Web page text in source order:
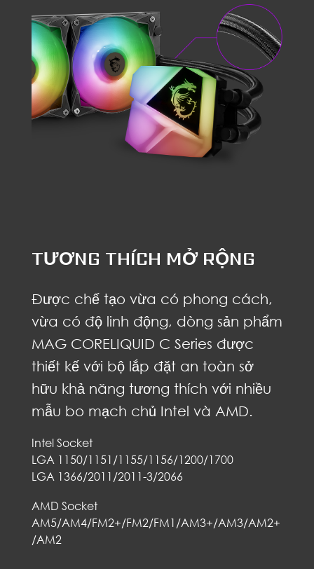
TƯƠNG THÍCH MỞ RỘNG
Được chế tạo vừa có phong cách,
vừa có độ linh động, dòng sản phẩm
MAG CORELIQUID C Series được
thiết kế với bộ lắp đặt an toàn sở
hữu khả năng tương thích với nhiều
mẫu bo mạch chủ Intel và AMD.
Intel Socket
LGA 1150/1151/1155/1156/1200/1700
LGA 1366/2011/2011-3/2066
AMD Socket
AM5/AM4/FM2+/FM2/FM1/AM3+/AM3/AM2+
/AM2